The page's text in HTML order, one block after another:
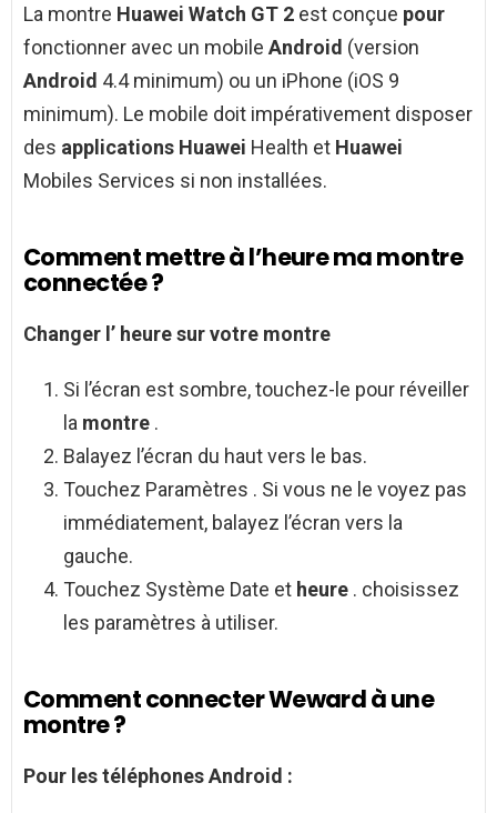
La montre Huawei Watch GT 2 est conçue pour
fonctionner avec un mobile Android (version
Android 4.4 minimum) ou un iPhone (iOS 9
minimum). Le mobile doit impérativement disposer
des applications Huawei Health et Huawei
Mobiles Services si non installées.
Comment mettre à l’heure ma montre
connectée ?
Changer l’ heuresur votre montre
Si l’écran est sombre, touchez-le pour réveiller
la montre .
Balayez l’écran du haut vers le bas.
Touchez Paramètres . Si vous ne le voyez pas
immédiatement, balayez l’écran vers la
gauche.
Touchez Système Date et heure . choisissez
les paramètres à utiliser.
Comment connecter Weward à une
montre ?
Pour les téléphonesAndroid :